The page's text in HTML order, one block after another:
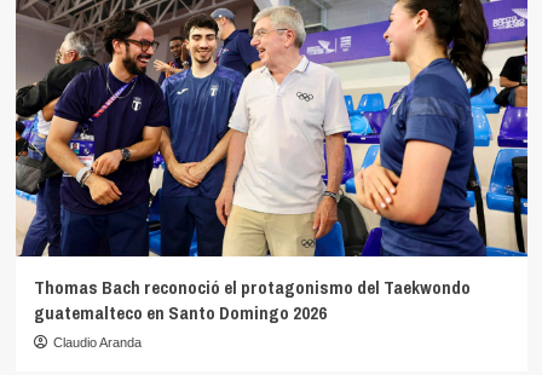
Thomas Bach reconoció el protagonismo del Taekwondo
guatemalteco en Santo Domingo 2026
Claudio Aranda